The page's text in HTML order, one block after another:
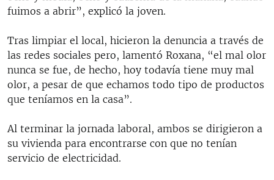
fuimos a abrir”, explicó la joven.
Tras limpiar el local, hicieron la denuncia a través de
las redes sociales pero, lamentó Roxana, “el mal olor
nunca se fue, de hecho, hoy todavía tiene muy mal
olor, a pesar de que echamos todo tipo de productos
que teníamos en la casa”.
Al terminar la jornada laboral, ambos se dirigieron a
su vivienda para encontrarse con que no tenían
servicio de electricidad.